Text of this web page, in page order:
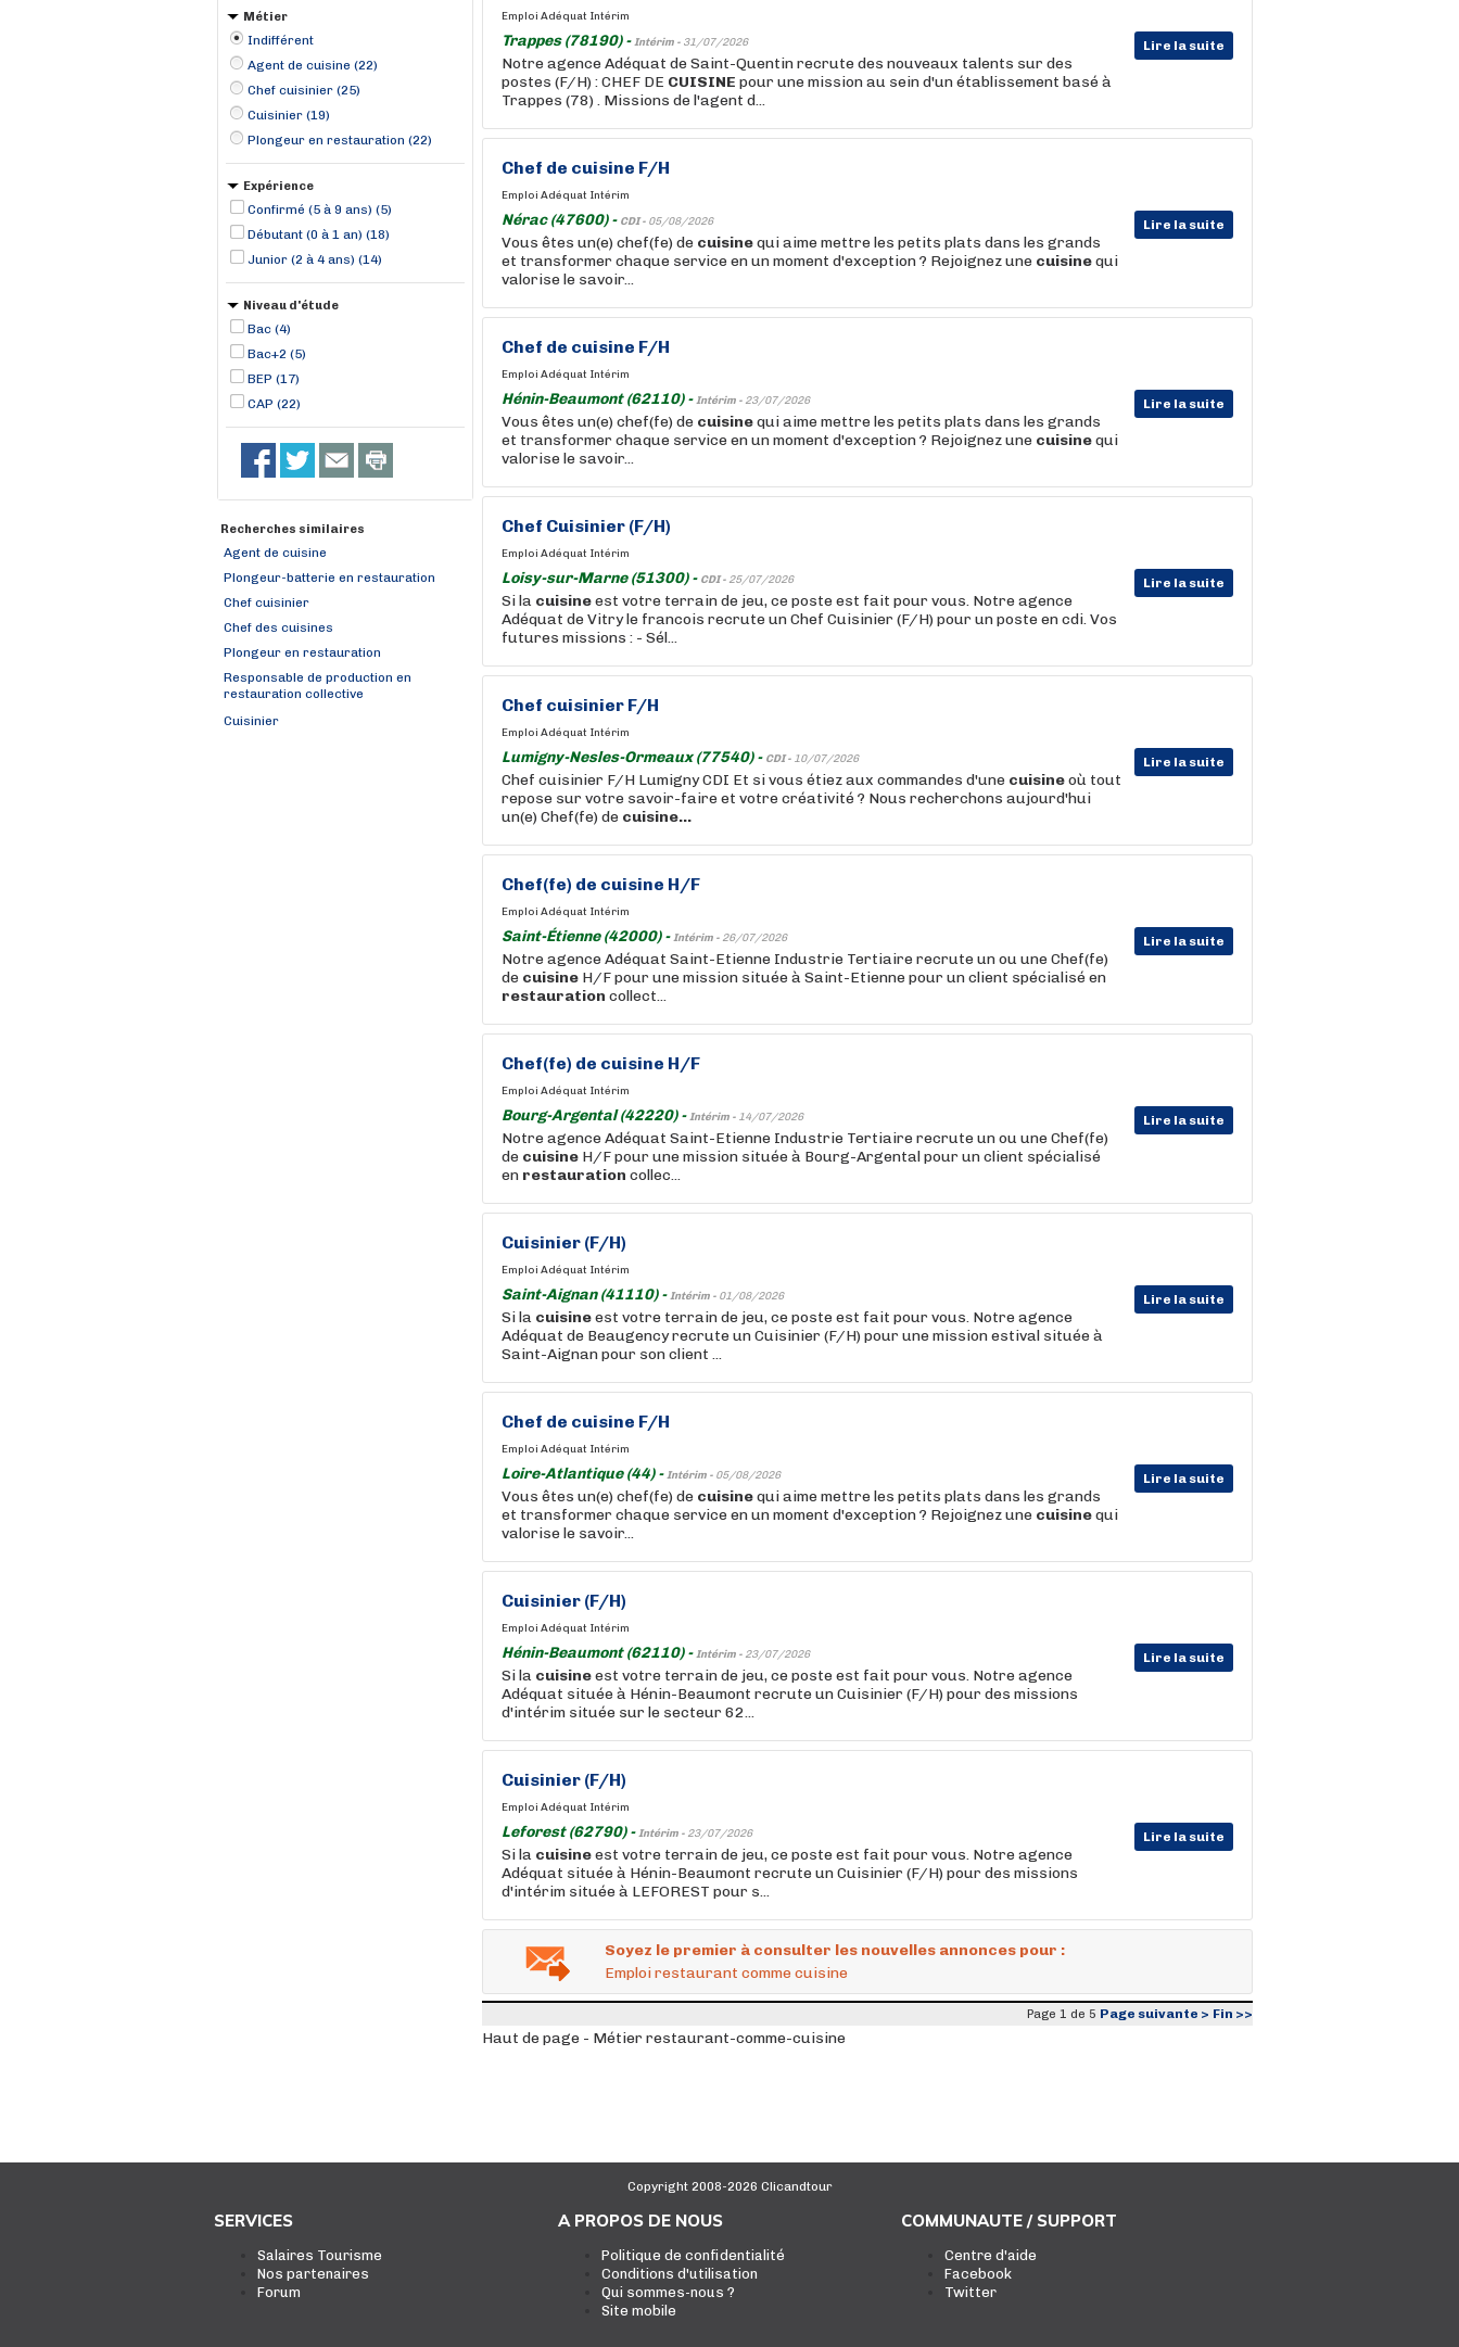
Métier
Indifférent
Agent de cuisine (22)
Chef cuisinier (25)
Cuisinier (19)
Plongeur en restauration (22)
Expérience
Confirmé (5 à 9 ans) (5)
Débutant (0 à 1 an) (18)
Junior (2 à 4 ans) (14)
Niveau d'étude
Bac (4)
Bac+2 (5)
BEP (17)
CAP (22)
Recherches similaires
Agent de cuisine
Plongeur-batterie en restauration
Chef cuisinier
Chef des cuisines
Plongeur en restauration
Responsable de production en
restauration collective
Cuisinier
Emploi Adéquat Intérim
Trappes (78190) -Intérim - 31/07/2026 Lire la suite
Notre agence Adéquat de Saint-Quentin recrute des nouveaux talents sur des
postes (F/H) : CHEF DE CUISINE pour une mission au sein d'un établissement basé à
Trappes (78) . Missions de l'agent d...
Chef de cuisine F/H
Emploi Adéquat Intérim
Nérac (47600) - CDI - 05/08/2026 Lire la suite
Vous êtes un(e) chef(fe) de cuisinequi aime mettre les petits plats dans les grands
et transformer chaque service en un moment d'exception ? Rejoignez une cuisinequi
valorise le savoir...
Chef de cuisine F/H
Emploi Adéquat Intérim
Hénin-Beaumont (62110) -Intérim - 23/07/2026 Lire la suite
Vous êtes un(e) chef(fe) de cuisinequi aime mettre les petits plats dans les grands
et transformer chaque service en un moment d'exception ? Rejoignez une cuisinequi
valorise le savoir...
Chef Cuisinier (F/H)
Emploi Adéquat Intérim
Loisy-sur-Marne (51300) - CDI - 25/07/2026 Lire la suite
Si la cuisineest votre terrain de jeu, ce poste est fait pour vous. Notre agence
Adéquat de Vitry le francois recrute un Chef Cuisinier (F/H) pour un poste en cdi. Vos
futures missions : - Sél...
Chef cuisinier F/H
Emploi Adéquat Intérim
Lumigny-Nesles-Ormeaux (77540) - CDI - 10/07/2026 Lire la suite
Chef cuisinier F/H Lumigny CDI Et si vous étiez aux commandes d'une cuisineoù tout
repose sur votre savoir-faire et votre créativité ? Nous recherchons aujourd'hui
un(e) Chef(fe) de cuisine...
Chef(fe) de cuisine H/F
Emploi Adéquat Intérim
Saint-Étienne (42000) -Intérim - 26/07/2026 Lire la suite
Notre agence Adéquat Saint-Etienne Industrie Tertiaire recrute un ou une Chef(fe)
de cuisine H/F pour une mission située à Saint-Etienne pour un client spécialisé en
restauration collect...
Chef(fe) de cuisine H/F
Emploi Adéquat Intérim
Bourg-Argental (42220) -Intérim - 14/07/2026 Lire la suite
Notre agence Adéquat Saint-Etienne Industrie Tertiaire recrute un ou une Chef(fe)
de cuisine H/F pour une mission située à Bourg-Argental pour un client spécialisé
en restauration collec...
Cuisinier (F/H)
Emploi Adéquat Intérim
Saint-Aignan (41110) -Intérim - 01/08/2026 Lire la suite
Si la cuisineest votre terrain de jeu, ce poste est fait pour vous. Notre agence
Adéquat de Beaugency recrute un Cuisinier (F/H) pour une mission estival située à
Saint-Aignan pour son client ...
Chef de cuisine F/H
Emploi Adéquat Intérim
Loire-Atlantique (44) -Intérim - 05/08/2026 Lire la suite
Vous êtes un(e) chef(fe) de cuisinequi aime mettre les petits plats dans les grands
et transformer chaque service en un moment d'exception ? Rejoignez une cuisinequi
valorise le savoir...
Cuisinier (F/H)
Emploi Adéquat Intérim
Hénin-Beaumont (62110) -Intérim - 23/07/2026 Lire la suite
Si la cuisineest votre terrain de jeu, ce poste est fait pour vous. Notre agence
Adéquat située à Hénin-Beaumont recrute un Cuisinier (F/H) pour des missions
d'intérim située sur le secteur 62...
Cuisinier (F/H)
Emploi Adéquat Intérim
Leforest (62790) -Intérim - 23/07/2026 Lire la suite
Si la cuisineest votre terrain de jeu, ce poste est fait pour vous. Notre agence
Adéquat située à Hénin-Beaumont recrute un Cuisinier (F/H) pour des missions
d'intérim située à LEFOREST pour s...
Soyez le premier à consulter les nouvelles annonces pour :
Emploi restaurant comme cuisine
Page 1 de 5 Page suivante > Fin >>
Haut de page - Métier restaurant-comme-cuisine
Copyright 2008-2026 Clicandtour
SERVICES
Salaires Tourisme
Nos partenaires
Forum
A PROPOS DE NOUS
Politique de confidentialité
Conditions d'utilisation
Qui sommes-nous ?
Site mobile
COMMUNAUTE / SUPPORT
Centre d'aide
Facebook
Twitter